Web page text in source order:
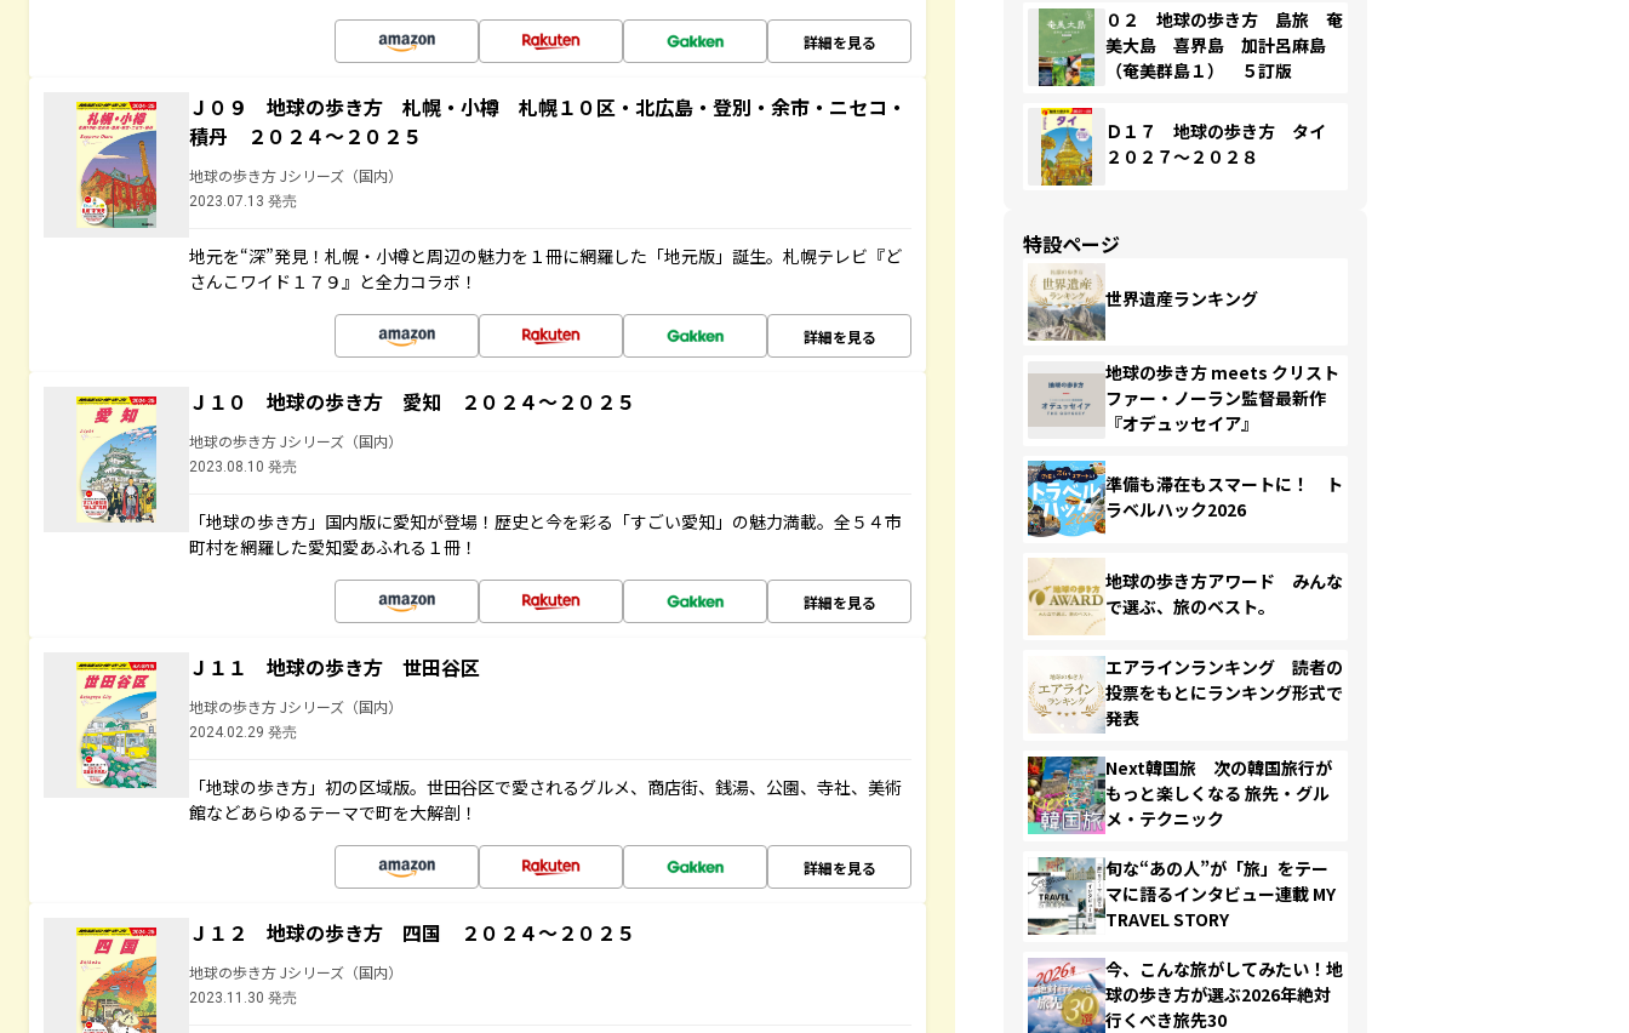
詳細を見る
Ｊ０９ 地球の歩き方 札幌・小樽 札幌１０区・北広島・登別・余市・ニセコ・
積丹 ２０２４～２０２５
地球の歩き方 Jシリーズ（国内）
2023.07.13 発売
地元を“深”発見！札幌・小樽と周辺の魅力を１冊に網羅した「地元版」誕生。札幌テレビ『ど
さんこワイド１７９』と全力コラボ！
詳細を見る
Ｊ１０ 地球の歩き方 愛知 ２０２４～２０２５
地球の歩き方 Jシリーズ（国内）
2023.08.10 発売
「地球の歩き方」国内版に愛知が登場！歴史と今を彩る「すごい愛知」の魅力満載。全５４市
町村を網羅した愛知愛あふれる１冊！
詳細を見る
Ｊ１１ 地球の歩き方 世田谷区
地球の歩き方 Jシリーズ（国内）
2024.02.29 発売
「地球の歩き方」初の区域版。世田谷区で愛されるグルメ、商店街、銭湯、公園、寺社、美術
館などあらゆるテーマで町を大解剖！
詳細を見る
Ｊ１２ 地球の歩き方 四国 ２０２４～２０２５
地球の歩き方 Jシリーズ（国内）
2023.11.30 発売
０２ 地球の歩き方 島旅 奄
美大島 喜界島 加計呂麻島
（奄美群島１） ５訂版
Ｄ１７ 地球の歩き方 タイ
２０２７～２０２８
特設ページ
世界遺産ランキング
地球の歩き方 meets クリスト
ファー・ノーラン監督最新作
『オデュッセイア』
準備も滞在もスマートに！ ト
ラベルハック2026
地球の歩き方アワード みんな
で選ぶ、旅のベスト。
エアラインランキング 読者の
投票をもとにランキング形式で
発表
Next韓国旅 次の韓国旅行が
もっと楽しくなる 旅先・グル
メ・テクニック
旬な“あの人”が「旅」をテー
マに語るインタビュー連載 MY
TRAVEL STORY
今、こんな旅がしてみたい！地
球の歩き方が選ぶ2026年絶対
行くべき旅先30